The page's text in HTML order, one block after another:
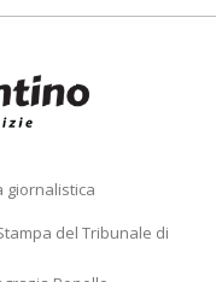
giornalistica
del Tribunale di